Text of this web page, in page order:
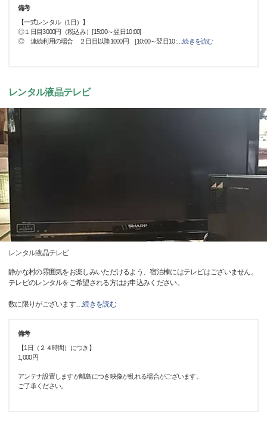
備考
【一式レンタル（1日）】
◎１日目3000円（税込み）[15:00～翌日10:00]
◎ 連続利用の場合 ２日目以降1000円 [10:00～翌日10:…続きを読む
レンタル液晶テレビ
レンタル液晶テレビ
静かな村の雰囲気をお楽しみいただけるよう、宿泊棟にはテレビはございません。
テレビのレンタルをご希望される方はお申込みください。
数に限りがございます…続きを読む
備考
【1日（２４時間）につき】
1,000円​​
アンテナ設置しますが離島につき映像が乱れる場合がございます。
ご了承ください。